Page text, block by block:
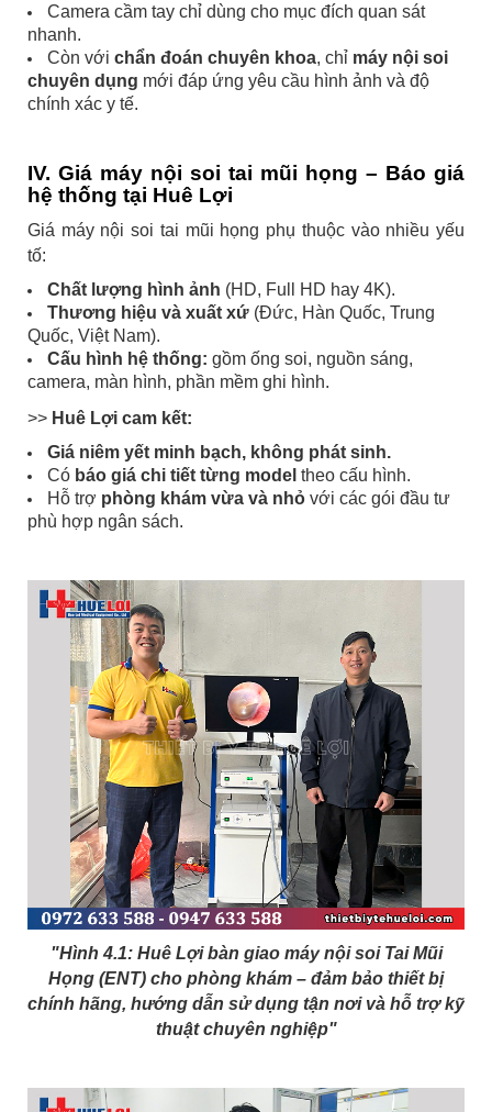
Camera cầm tay chỉ dùng cho mục đích quan sát
nhanh.
Còn với chẩn đoán chuyên khoa, chỉ máy nội soi
chuyên dụng mới đáp ứng yêu cầu hình ảnh và độ
chính xác y tế.
IV. Giá máy nội soi tai mũi họng – Báo giá
hệ thống tại Huê Lợi
Giá máy nội soi tai mũi họng phụ thuộc vào nhiều yếu
tố:
Chất lượng hình ảnh (HD, Full HD hay 4K).
Thương hiệu và xuất xứ (Đức, Hàn Quốc, Trung
Quốc, Việt Nam).
Cấu hình hệ thống: gồm ống soi, nguồn sáng,
camera, màn hình, phần mềm ghi hình.
>> Huê Lợi cam kết:
Giá niêm yết minh bạch, không phát sinh.
Có báo giá chi tiết từng model theo cấu hình.
Hỗ trợ phòng khám vừa và nhỏ với các gói đầu tư
phù hợp ngân sách.
"Hình 4.1: Huê Lợi bàn giao máy nội soi Tai Mũi
Họng (ENT) cho phòng khám – đảm bảo thiết bị
chính hãng, hướng dẫn sử dụng tận nơi và hỗ trợ kỹ
thuật chuyên nghiệp"